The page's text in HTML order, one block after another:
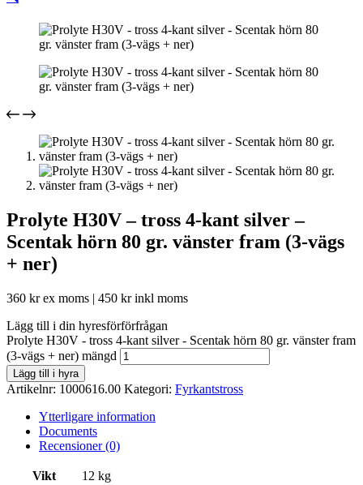
Prolyte H30V – tross 4-kant silver –
Scentak hörn 80 gr. vänster fram (3-vägs
+ ner)
360 krex moms | 450 krinkl moms
Lägg till i din hyresförförfrågan
Prolyte H30V - tross 4-kant silver - Scentak hörn 80 gr. vänster fram
(3-vägs + ner) mängd
Lägg till i hyra
Artikelnr: 1000616.00 Kategori: Fyrkantstross
Ytterligare information
Documents
Recensioner (0)
Vikt
12 kg